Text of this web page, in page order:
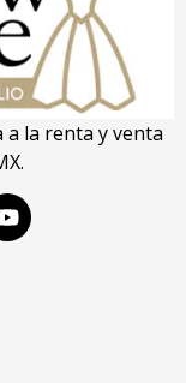
a la renta y venta